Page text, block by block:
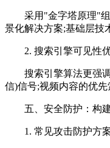
采用"金字塔原理"组
景化解决方案;基础层技
2. 搜索引擎可见性
搜索引擎算法更强调
信)信号;视频内容的优先
五、安全防护：构建
1. 常见攻击防护方